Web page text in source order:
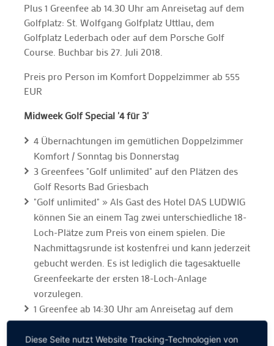
Plus 1 Greenfee ab 14.30 Uhr am Anreisetag auf dem
Golfplatz: St. Wolfgang Golfplatz Uttlau, dem
Golfplatz Lederbach oder auf dem Porsche Golf
Course. Buchbar bis 27. Juli 2018.
Preis pro Person im Komfort Doppelzimmer ab 555
EUR
Midweek Golf Special '4 für 3'
4 Übernachtungen im gemütlichen Doppelzimmer
Komfort / Sonntag bis Donnerstag
3 Greenfees "Golf unlimited" auf den Plätzen des
Golf Resorts Bad Griesbach
"Golf unlimited" » Als Gast des Hotel DAS LUDWIG
können Sie an einem Tag zwei unterschiedliche 18-
Loch-Plätze zum Preis von einem spielen. Die
Nachmittagsrunde ist kostenfrei und kann jederzeit
gebucht werden. Es ist lediglich die tagesaktuelle
Greenfeekarte der ersten 18-Loch-Anlage
vorzulegen.
1 Greenfee ab 14:30 Uhr am Anreisetag auf dem
Porsche Golf Course, dem Golfplatz Lederbach
oder dem St. Wolfgang Golfplatz Uttlau
Diese Seite nutzt Website Tracking-Technologien von